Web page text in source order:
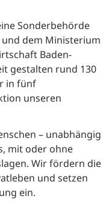
Sonderbehörde
dem Ministerium
Baden-
gestalten rund 130
in fünf
unseren
– unabhängig
mit oder ohne
Wir fördern die
und setzen
ein.